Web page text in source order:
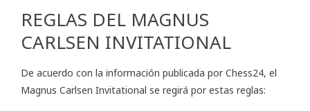
REGLAS DEL MAGNUS
CARLSEN INVITATIONAL
De acuerdo con la información publicada por Chess24, el
Magnus Carlsen Invitational se regirá por estas reglas: